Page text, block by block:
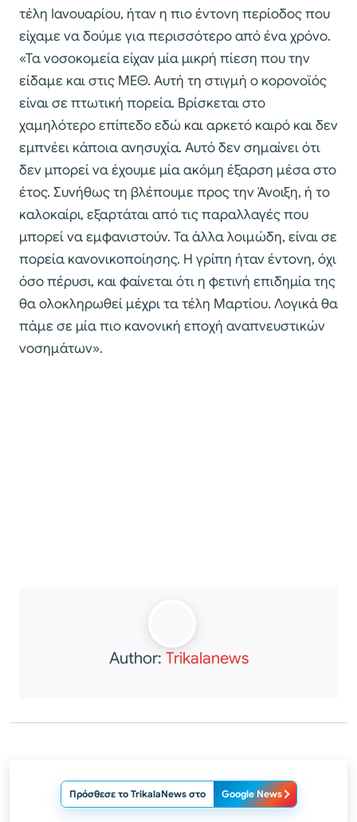
τέλη Ιανουαρίου, ήταν η πιο έντονη περίοδος που
είχαμε να δούμε για περισσότερο από ένα χρόνο.
«Τα νοσοκομεία είχαν μία μικρή πίεση που την
είδαμε και στις ΜΕΘ. Αυτή τη στιγμή ο κορονοϊός
είναι σε πτωτική πορεία. Βρίσκεται στο
χαμηλότερο επίπεδο εδώ και αρκετό καιρό και δεν
εμπνέει κάποια ανησυχία. Αυτό δεν σημαίνει ότι
δεν μπορεί να έχουμε μία ακόμη έξαρση μέσα στο
έτος. Συνήθως τη βλέπουμε προς την Άνοιξη, ή το
καλοκαίρι, εξαρτάται από τις παραλλαγές που
μπορεί να εμφανιστούν. Τα άλλα λοιμώδη, είναι σε
πορεία κανονικοποίησης. Η γρίπη ήταν έντονη, όχι
όσο πέρυσι, και φαίνεται ότι η φετινή επιδημία της
θα ολοκληρωθεί μέχρι τα τέλη Μαρτίου. Λογικά θα
πάμε σε μία πιο κανονική εποχή αναπνευστικών
νοσημάτων».
Author: Trikalanews
Πρόσθεσε το TrikalaNews στο Google News